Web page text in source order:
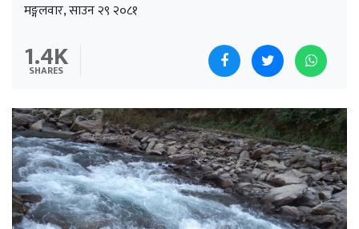
मङ्गलवार, साउन २९ २०८१
1.4K
SHARES